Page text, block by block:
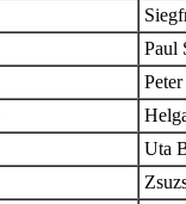
Paul
Uta